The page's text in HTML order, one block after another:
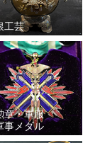
工芸
章・軍服
事メダル